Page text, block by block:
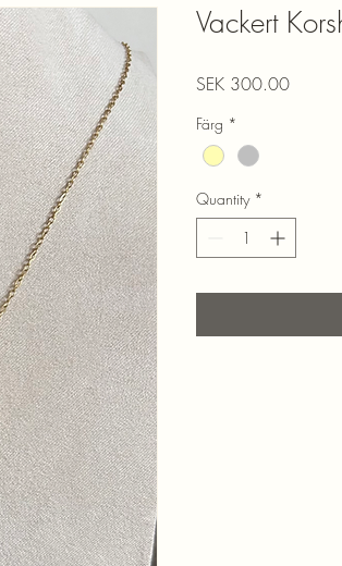
Vackert
SEK 300.00Price
Färg *
Quantity *